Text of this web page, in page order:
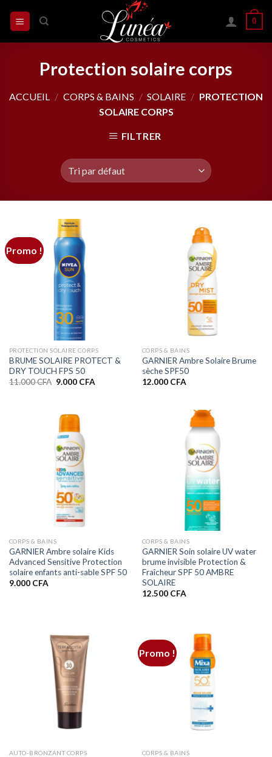
0
Protection solaire corps
ACCUEIL / CORPS & BAINS / SOLAIRE / PROTECTION
SOLAIRE CORPS
FILTRER
Promo !
PROTECTION SOLAIRE CORPS
BRUME SOLAIRE PROTECT &
DRY TOUCH FPS 50
11.000CFA Le
11.000 CFA.
9.000 CFALe
CORPS & BAINS
GARNIER Ambre Solaire Brume
sèche SPF50
12.000 CFA
CORPS & BAINS
GARNIER Ambre solaire Kids
Advanced Sensitive Protection
solaire enfants anti-sable SPF 50
9.000 CFA
CORPS & BAINS
GARNIER Soin solaire UV water
brume invisible Protection &
Fraîcheur SPF 50 AMBRE
SOLAIRE
12.500 CFA
AUTO-BRONZANT CORPS
Promo !
CORPS & BAINS